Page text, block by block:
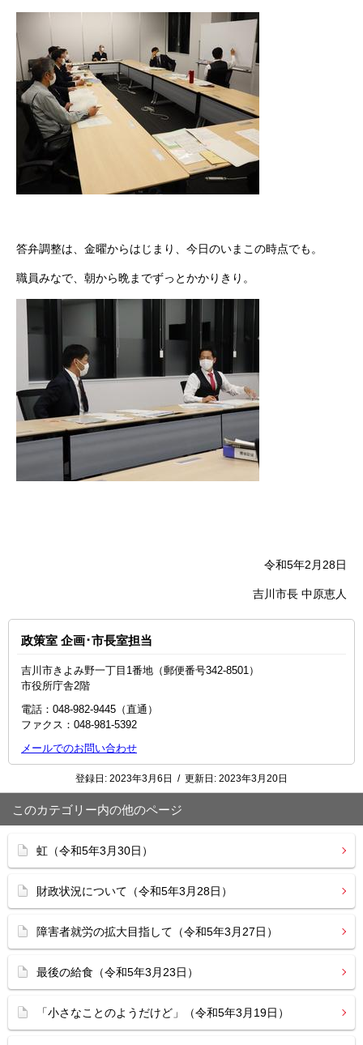
答弁調整は、金曜からはじまり、今日のいまこの時点でも。
職員みなで、朝から晩までずっとかかりきり。
令和5年2月28日
吉川市長 中原恵人
政策室 企画･市長室担当
吉川市きよみ野一丁目1番地（郵便番号342-8501）
市役所庁舎2階
電話：048‐982‐9445（直通）
ファクス：048-981-5392
メールでのお問い合わせ
登録日: 2023年3月6日 / 更新日: 2023年3月20日
このカテゴリー内の他のページ
虹（令和5年3月30日）
財政状況について（令和5年3月28日）
障害者就労の拡大目指して（令和5年3月27日）
最後の給食（令和5年3月23日）
「小さなことのようだけど」（令和5年3月19日）